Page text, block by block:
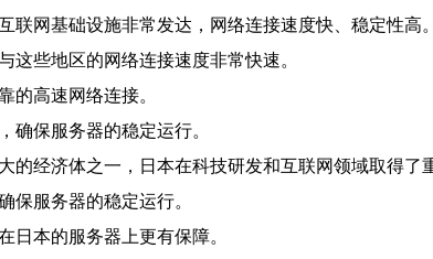
网基础设施非常发达，网络连接速度快、稳定性高
这些地区的网络连接速度非常快速。
的高速网络连接。
确保服务器的稳定运行。
的经济体之一，日本在科技研发和互联网领域取得了
保服务器的稳定运行。
日本的服务器上更有保障。